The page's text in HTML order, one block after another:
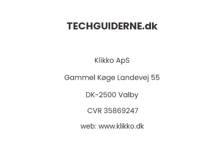
TECHGUIDERNE.dk
web: www.klikko.dk